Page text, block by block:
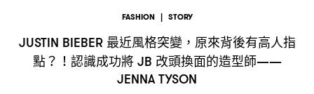
FASHION | STORY
JUSTIN BIEBER 最近風格突變 ， 原來背後有高人指
點？！ 認識成功將JB 改頭換面的造型師——
JENNA TYSON